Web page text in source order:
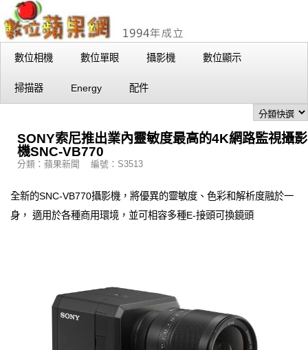
數位相機 數位單眼 攝影機 數位顯示
掃描器 Energy 配件
SONY索尼推出業內靈敏度最高的4K網路監視攝影
機SNC-VB770
分類：蘋果新聞 編號：S3513
全新的SNC-VB770攝影機，將優異的靈敏度、色彩和解析度融於一
身， 適用於各種商用環境，並可相容多種E-接頭可換鏡頭